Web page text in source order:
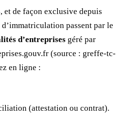
et de façon exclusive depuis
passent par le
d’entreprises géré par
(source : greffe-tc-
en ligne :
(attestation ou contrat).